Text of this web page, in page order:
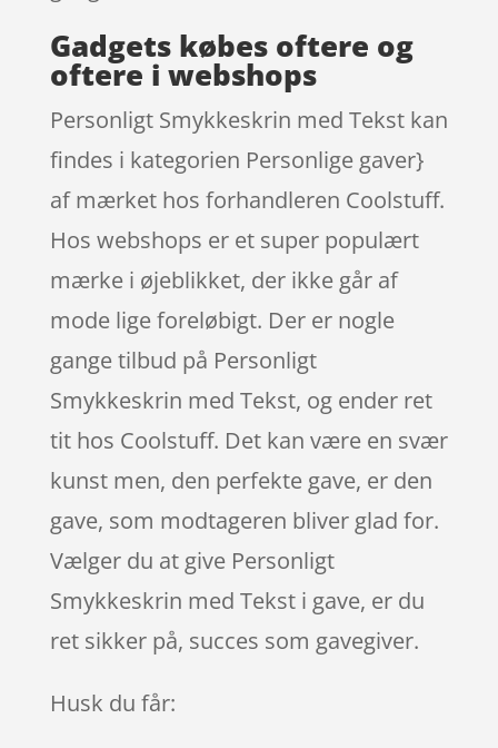
Gadgets købes oftere og
oftere i webshops
Personligt Smykkeskrin med Tekst kan
findes i kategorien Personlige gaver}
af mærket hos forhandleren Coolstuff.
Hos webshops er et super populært
mærke i øjeblikket, der ikke går af
mode lige foreløbigt. Der er nogle
gange tilbud på Personligt
Smykkeskrin med Tekst, og ender ret
tit hos Coolstuff. Det kan være en svær
kunst men, den perfekte gave, er den
gave, som modtageren bliver glad for.
Vælger du at give Personligt
Smykkeskrin med Tekst i gave, er du
ret sikker på, succes som gavegiver.
Husk du får: